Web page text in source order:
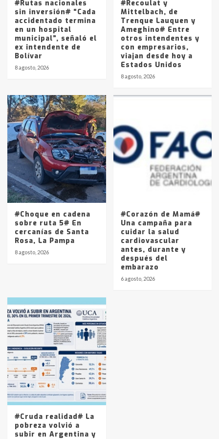
#Rutas nacionales
sin inversión# “Cada
accidentado termina
en un hospital
municipal”, señaló el
ex intendente de
Bolívar
8 agosto, 2026
#Recoulat y
Mittelbach, de
Trenque Lauquen y
Ameghino# Entre
otros intendentes y
con empresarios,
viajan desde hoy a
Estados Unidos
8 agosto, 2026
#Choque en cadena
sobre ruta 5# En
cercanías de Santa
Rosa, La Pampa
8 agosto, 2026
#Corazón de Mamá#
Una campaña para
cuidar la salud
cardiovascular
antes, durante y
después del
embarazo
6 agosto, 2026
#Cruda realidad# La
pobreza volvió a
subir en Argentina y